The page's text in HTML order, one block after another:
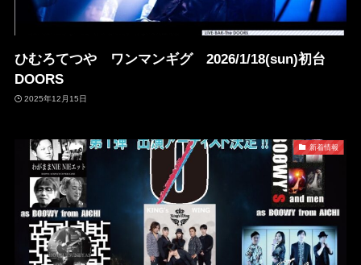
ひむろてつや ワンマンギグ 2026/1/18(sun)初台
DOORS
2025年12月15日
新着情報